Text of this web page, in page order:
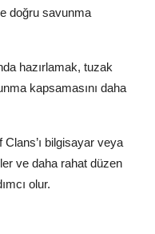
doğru savunma
hazırlamak, tuzak
kapsamasını daha
Clans’ı bilgisayar veya
ve daha rahat düzen
olur.